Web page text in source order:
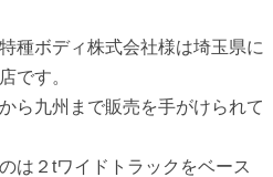
種ボディ株式会社様は埼玉県に
です。
ら九州まで販売を手がけられて
は２tワイドトラックをベース